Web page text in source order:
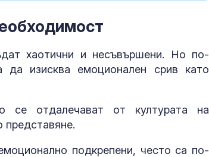
хаотични и несъвършени. Но по-
изисква емоционален срив като
се отдалечават от културата на
представяне.
подкрепени, често са по-